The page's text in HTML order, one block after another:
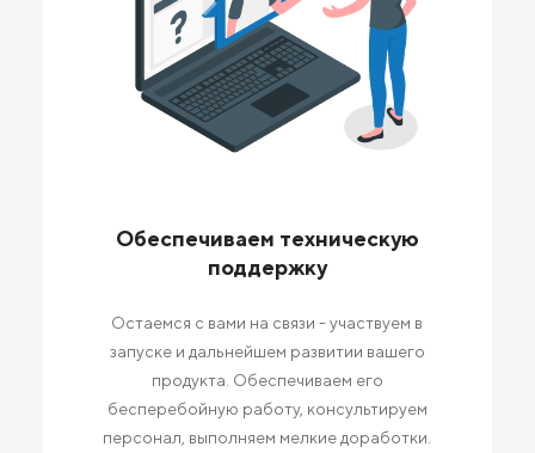
Обеспечиваем техническую
поддержку
Остаемся с вами на связи - участвуем в
запуске и дальнейшем развитии вашего
продукта. Обеспечиваем его
бесперебойную работу, консультируем
персонал, выполняем мелкие доработки.